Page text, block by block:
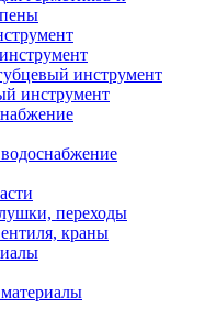
инструмент
инструмент
переходы
краны